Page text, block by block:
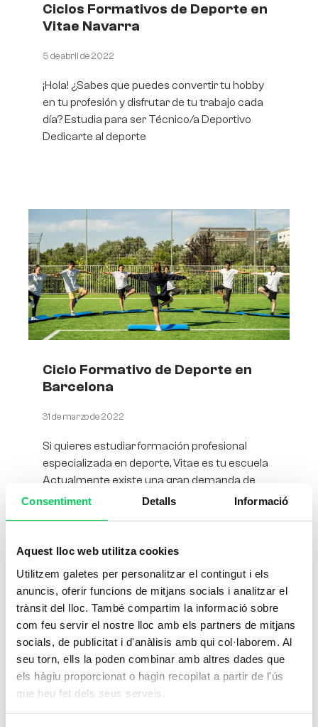
Consentiment Detalls Informació
Aquest lloc web utilitza cookies
Utilitzem galetes per personalitzar el contingut i els
anuncis, oferir funcions de mitjans socials i analitzar el
trànsit del lloc. També compartim la informació sobre
com feu servir el nostre lloc amb els partners de mitjans
socials, de publicitat i d'anàlisis amb qui col·laborem. Al
seu torn, ells la poden combinar amb altres dades que
els hàgiu proporcionat o hagin recopilat a partir de l'ús
que heu fet dels seus serveis.
Ciclos Formativos de Deporte en
Vitae Navarra
5 de abril de 2022
¡Hola! ¿Sabes que puedes convertir tu hobby
en tu profesión y disfrutar de tu trabajo cada
día? Estudia para ser Técnico/a Deportivo
Dedicarte al deporte
Ciclo Formativo de Deporte en
Barcelona
31 de marzo de 2022
Si quieres estudiar formación profesional
especializada en deporte, Vitae es tu escuela
Actualmente existe una gran demanda de
técnicos y técnicas especialistas en deporte.